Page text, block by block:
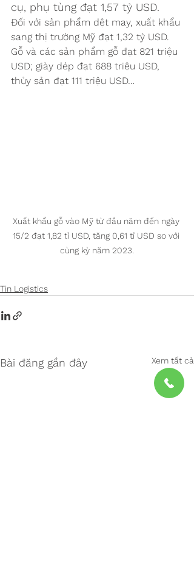
cụ, phụ tùng đạt 1,57 tỷ USD.
Đối với sản phẩm dệt may, xuất khẩu
sang thị trường Mỹ đạt 1,32 tỷ USD.
Gỗ và các sản phẩm gỗ đạt 821 triệu
USD; giày dép đạt 688 triệu USD,
thủy sản đạt 111 triệu USD…
Xuất khẩu gỗ vào Mỹ từ đầu năm đến ngày
15/2 đạt 1,82 tỉ USD, tăng 0,61 tỉ USD so với
cùng kỳ năm 2023.
Tin Logistics
Bài đăng gần đây Xem tất cả